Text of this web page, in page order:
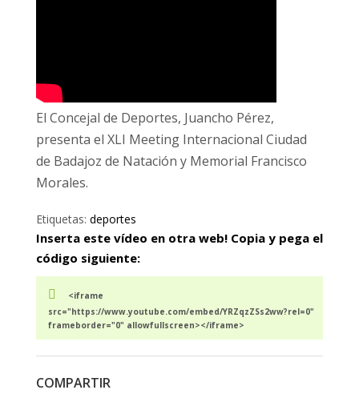
El Concejal de Deportes, Juancho Pérez,
presenta el XLI Meeting Internacional Ciudad
de Badajoz de Natación y Memorial Francisco
Morales.
Etiquetas: deportes
Inserta este vídeo en otra web! Copia y pega el
código siguiente:
<iframe
src="https://www.youtube.com/embed/YRZqzZSs2ww?rel=0"
frameborder="0" allowfullscreen></iframe>
COMPARTIR